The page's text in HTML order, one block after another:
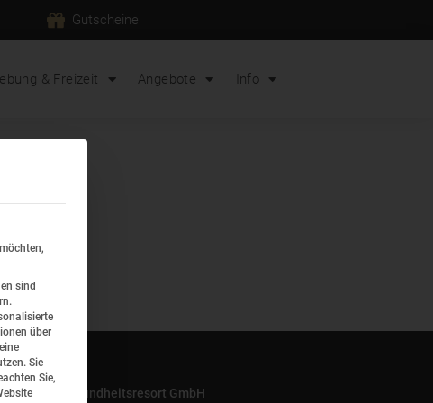
Gutscheine
& Freizeit Angebote Info
Vortuna Gesundheitsresort GmbH
sind
über
Sie
Sie,